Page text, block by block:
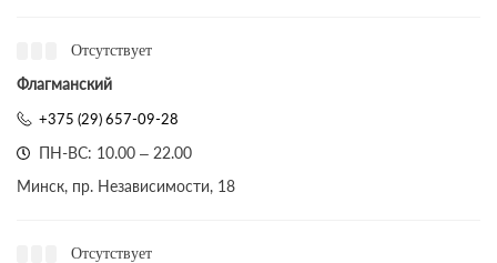
Отсутствует
Флагманский
+375 (29) 657-09-28
ПН-ВС: 10.00 – 22.00
Минск, пр. Независимости, 18
Отсутствует